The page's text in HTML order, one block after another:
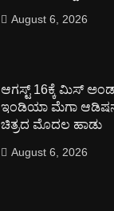
August 6, 2026
ಆಗಸ್ಟ್ 16ಕ್ಕೆ ಮಿಸ್
ಇಂಡಿಯಾ ಮೆಗಾ
ಚಿತ್ರದ ಮೊದಲ ಹಾಡು
August 6, 2026